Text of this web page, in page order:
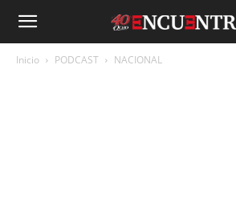
Inicio PODCAST NACIONAL